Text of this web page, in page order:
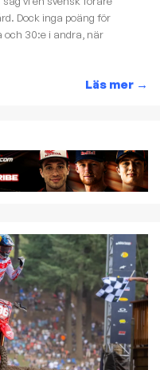
Dock inga poäng för
30:e i andra, när
Läs mer →